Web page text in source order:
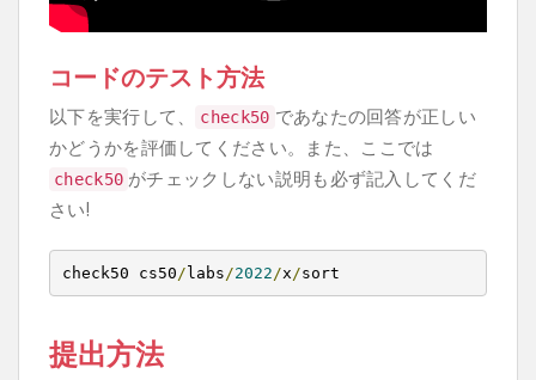
コードのテスト方法
以下を実行して、 check50 であなたの回答が正しい
かどうかを評価してください。また、ここでは
check50 がチェックしない説明も必ず記入してくだ
さい!
check50 cs50 /labs /2022 /x /sort
提出方法